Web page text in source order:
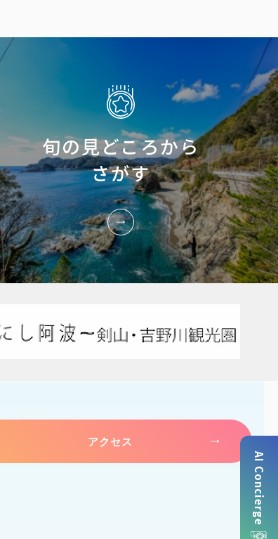
AI Concierge
旬の見どころから
さがす
アクセス